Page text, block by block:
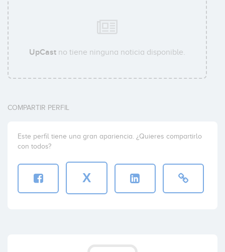
UpCast no tiene ninguna noticia disponible.
COMPARTIR PERFIL
Este perfil tiene una gran apariencia. ¿Quieres compartirlo
con todos?
X